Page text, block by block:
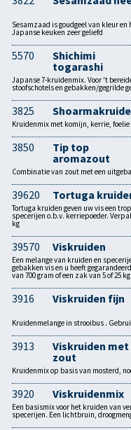
Sesamzaad is goudgeel van kleur
Japanse keuken zeer geliefd
5570
Shichimi
togarashi
Japanse 7-kruidenmix. Voor 't
stoofschotels en gebakken/gegrilde
3825
Kruidenmix met komijn, kerrie, foelie
3850
Tip top
aromazout
Combinatie van zout met een
39620 Tortuga
Tortuga kruiden geven uw vis een
specerijen o.b.v. kerriepoeder.
kg
39570 Viskruiden
Een melange van kruiden en
gebakken vis en u heeft
van 700 gram of een zak van 5 of 25 kg
3916 Viskruiden fijn
Kruidenmelange in strooibus .
3913
Viskruiden met
zout
Kruidenmix op basis van mosterd,
3920 Viskruidenmix
Een basismix voor het kruiden van
specerijen. Een lichtbruin,